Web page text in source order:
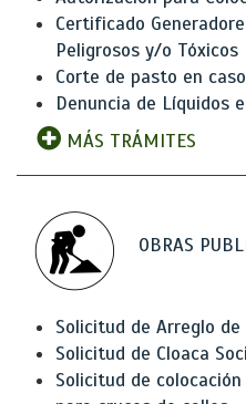
Certificado
Peligrosos y/o Tóxicos
Corte de pasto en
Denuncia de Líquidos
MÁS TRÁMITES
OBRAS
Solicitud de Arreglo de
Solicitud de Cloaca
Solicitud de